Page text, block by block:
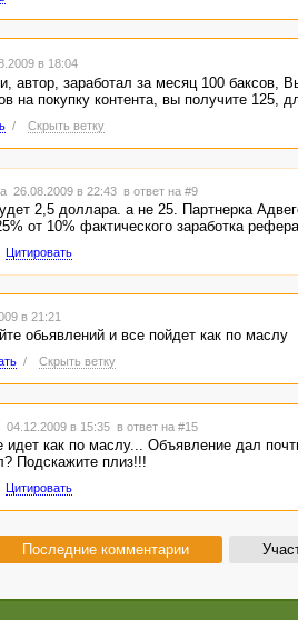
в 18:04
автор, заработал за месяц 100 баксов,
на покупку контента, вы получите 125,
/ Скрыть ветку
26.08.2009 в 22:43 в ответ на #9
2,5 доллара. а не 25. Партнерка
от 10% фактического заработка
Цитировать
в 21:21
обьявлений и все пойдет как по маслу
/ Скрыть ветку
04.12.2009 в 15:35 в ответ на #15
идет как по маслу... Объявление дал
Подскажите плиз!!!
Цитировать
Последние комментарии